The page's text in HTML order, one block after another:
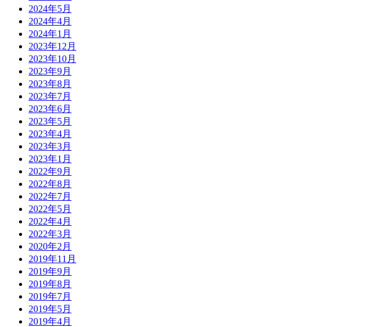
2024年5月
2024年4月
2024年1月
2023年12月
2023年10月
2023年9月
2023年8月
2023年7月
2023年6月
2023年5月
2023年4月
2023年3月
2023年1月
2022年9月
2022年8月
2022年7月
2022年5月
2022年4月
2022年3月
2020年2月
2019年11月
2019年9月
2019年8月
2019年7月
2019年5月
2019年4月